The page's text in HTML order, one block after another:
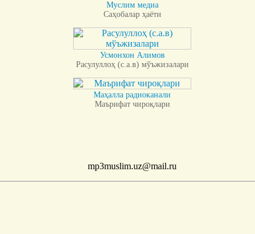
Муслим медиа
Саҳобалар ҳаёти
Усмонхон Алимов
Расулуллоҳ (с.а.в) мўъжизалари
Маҳалла радиоканали
Маърифат чироқлари
mp3muslim.uz@mail.ru